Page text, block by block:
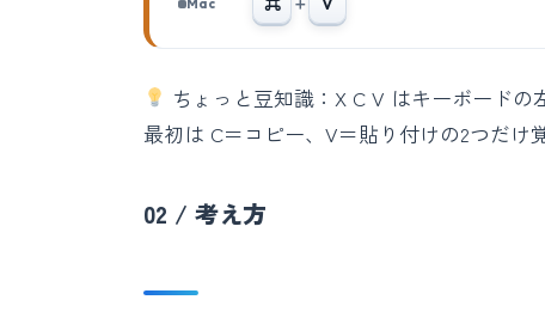
Mac
ちょっと豆知識：X C V はキーボードの
最初は C＝コピー、V＝貼り付けの2つだけ
02 / 考え方